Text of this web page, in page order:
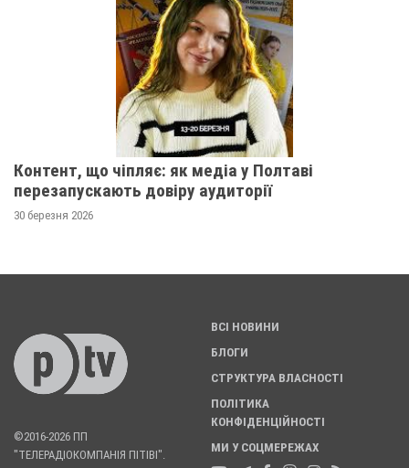
Контент, що чіпляє: як медіа у Полтаві
перезапускають довіру аудиторії
30 березня 2026
©2016-2026 ПП
"ТЕЛЕРАДІОКОМПАНІЯ ПІТІВІ".
ВСІ НОВИНИ
БЛОГИ
СТРУКТУРА ВЛАСНОСТІ
ПОЛІТИКА
КОНФІДЕНЦІЙНОСТІ
МИ У СОЦМЕРЕЖАХ